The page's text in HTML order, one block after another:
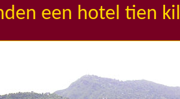
een hotel tien